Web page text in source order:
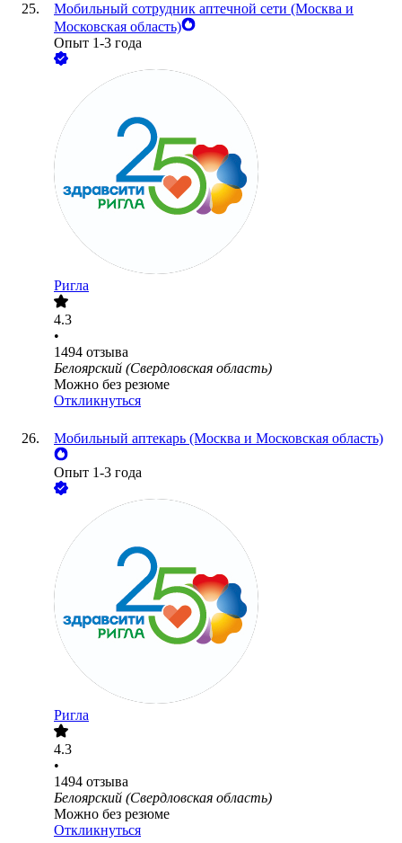
Мобильный сотрудник аптечной сети (Москва и
Московская область)
Опыт 1-3 года
Ригла
4.3
•
1494 отзыва
Белоярский (Свердловская область)
Можно без резюме
Откликнуться
Мобильный аптекарь (Москва и Московская область)
Опыт 1-3 года
Ригла
4.3
•
1494 отзыва
Белоярский (Свердловская область)
Можно без резюме
Откликнуться